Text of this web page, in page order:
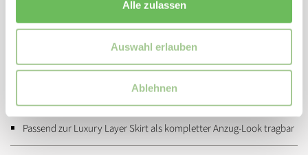
Alle zulassen
Auswahl erlauben
Ablehnen
Zweireiher-Verschluss mit zwei Knöpfen und Riegeldetails
Aufgesetzte Taschen und Manschette mit Ärmelschlitz
Kräusel im Rückteil für feminine Silhouette
Passend zur Luxury Layer Skirt als kompletter Anzug-Look tragbar